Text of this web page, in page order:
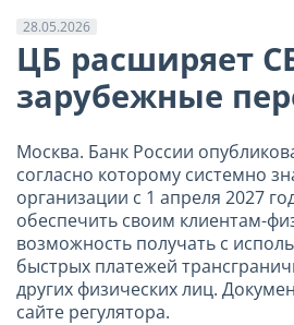
28.05.2026
ЦБ расширяет
зарубежные
Москва. Банк России
согласно которому системно
организации с 1 апреля 2027
обеспечить своим клиентам-
возможность получать с
быстрых платежей
других физических лиц.
сайте регулятора.